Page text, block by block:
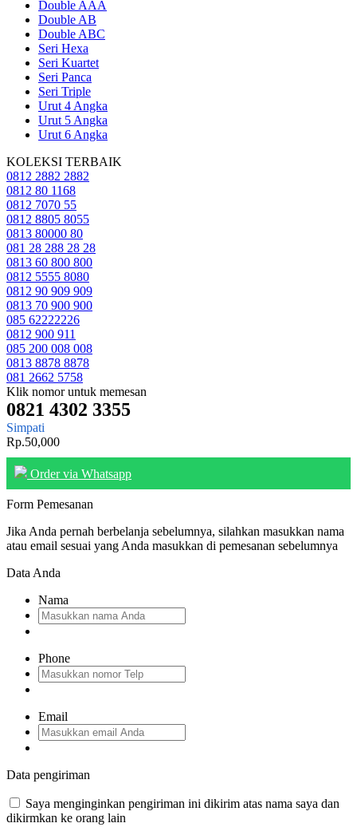
Double AAA
Double AB
Double ABC
Seri Hexa
Seri Kuartet
Seri Panca
Seri Triple
Urut 4 Angka
Urut 5 Angka
Urut 6 Angka
KOLEKSI TERBAIK
0812 2882 2882
0812 80 1168
0812 7070 55
0812 8805 8055
0813 80000 80
081 28 288 28 28
0813 60 800 800
0812 5555 8080
0812 90 909 909
0813 70 900 900
085 62222226
0812 900 911
085 200 008 008
0813 8878 8878
081 2662 5758
Klik nomor untuk memesan
0821 4302 3355
Simpati
Rp.50,000
Order via Whatsapp
Form Pemesanan
Jika Anda pernah berbelanja sebelumnya, silahkan masukkan nama
atau email sesuai yang Anda masukkan di pemesanan sebelumnya
Data Anda
Nama
Phone
Email
Data pengiriman
Saya menginginkan pengiriman ini dikirim atas nama saya dan
dikirmkan ke orang lain